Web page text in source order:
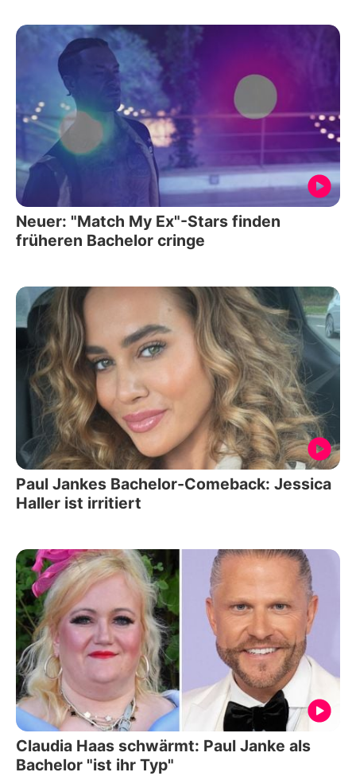
Neuer: "Match My Ex"-Stars finden
früheren Bachelor cringe
Paul Jankes Bachelor-Comeback: Jessica
Haller ist irritiert
Claudia Haas schwärmt: Paul Janke als
Bachelor "ist ihr Typ"